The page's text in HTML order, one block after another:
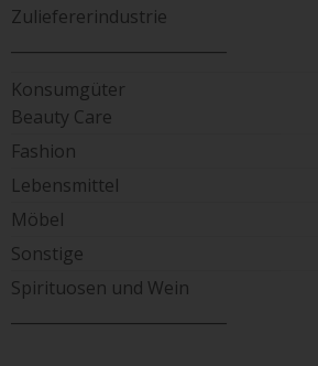
Zuliefererindustrie
Konsumgüter
Beauty Care
Fashion
Lebensmittel
Möbel
Sonstige
Spirituosen und Wein